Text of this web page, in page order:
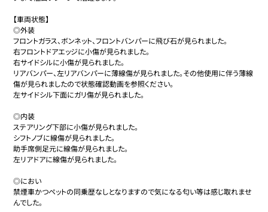
【車両状態】
◎外装
フロントガラス、ボンネット、フロントバンパーに飛び石が見られました。
右フロントドアエッジに小傷が見られました。
右サイドシルに小傷が見られました。
リアバンパー、左リアバンパーに薄線傷が見られました。その他使用に伴う薄線
傷が見られましたので状態確認動画を参照ください。
左サイドシル下面にガリ傷が見られました。
◎内装
ステアリング下部に小傷が見られました。
シフトノブに線傷が見られました。
助手席側足元に線傷が見られました。
左リアドアに線傷が見られました。
◎におい
禁煙車かつペットの同乗歴なしとなりますので気になる匂い等は感じ取れませ
んでした。